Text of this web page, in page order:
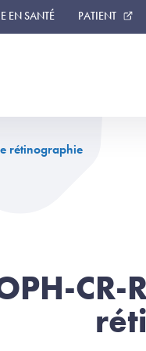
EN SANTÉ PATIENT
rétinographie
CR-